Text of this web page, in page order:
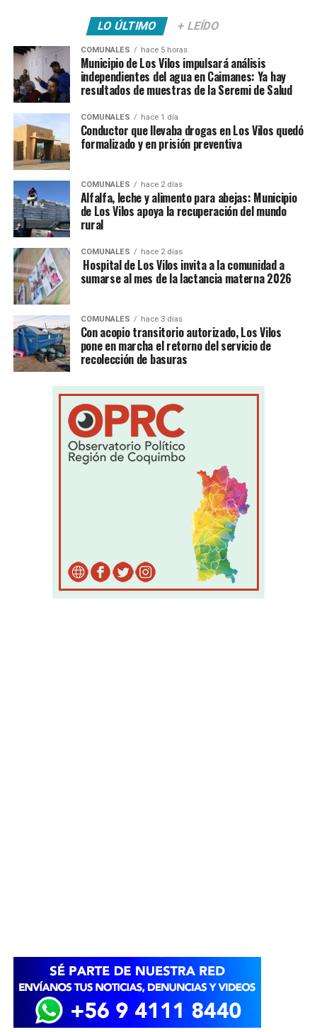
LO ÚLTIMO + LEÍDO
COMUNALES hace 5 horas
Municipio de Los Vilos impulsará análisis
independientes del agua en Caimanes: Ya hay
resultados de muestras de la Seremi de Salud
COMUNALES hace 1 día
Conductor que llevaba drogas en Los Vilos quedó
formalizado y en prisión preventiva
COMUNALES hace 2 días
Alfalfa, leche y alimento para abejas: Municipio
de Los Vilos apoya la recuperación del mundo
rural
COMUNALES hace 2 días
Hospital de Los Vilos invita a la comunidad a
sumarse al mes de la lactancia materna 2026
COMUNALES hace 3 días
Con acopio transitorio autorizado, Los Vilos
pone en marcha el retorno del servicio de
recolección de basuras